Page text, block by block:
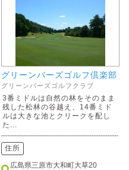
グリーンバーズゴルフ倶楽部
グリーンバーズゴルフクラブ
3番ミドルは自然の林をそのまま
残した松林の谷越え、14番ミド
ルは大きな池とクリークを配し
た...
住所
広島県三原市大和町大草20